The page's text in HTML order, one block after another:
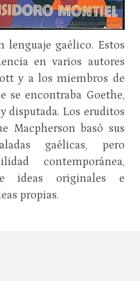
lenguaje gaélico. Estos
en varios autores
y a los miembros de
se encontraba Goethe,
disputada. Los eruditos
Macpherson basó sus
gaélicas, pero
contemporánea,
ideas originales e
propias.